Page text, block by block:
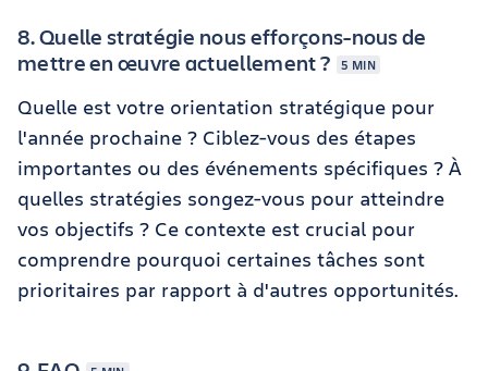
8. Quelle stratégie nous efforçons-nous de
mettre en œuvre actuellement ?
5 MIN
Quelle est votre orientation stratégique pour
l'année prochaine ? Ciblez-vous des étapes
importantes ou des événements spécifiques ? À
quelles stratégies songez-vous pour atteindre
vos objectifs ? Ce contexte est crucial pour
comprendre pourquoi certaines tâches sont
prioritaires par rapport à d'autres opportunités.